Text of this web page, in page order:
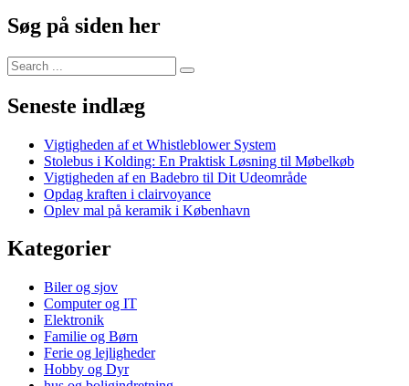
Søg på siden her
Search
for:
Seneste indlæg
Vigtigheden af et Whistleblower System
Stolebus i Kolding: En Praktisk Løsning til Møbelkøb
Vigtigheden af en Badebro til Dit Udeområde
Opdag kraften i clairvoyance
Oplev mal på keramik i København
Kategorier
Biler og sjov
Computer og IT
Elektronik
Familie og Børn
Ferie og lejligheder
Hobby og Dyr